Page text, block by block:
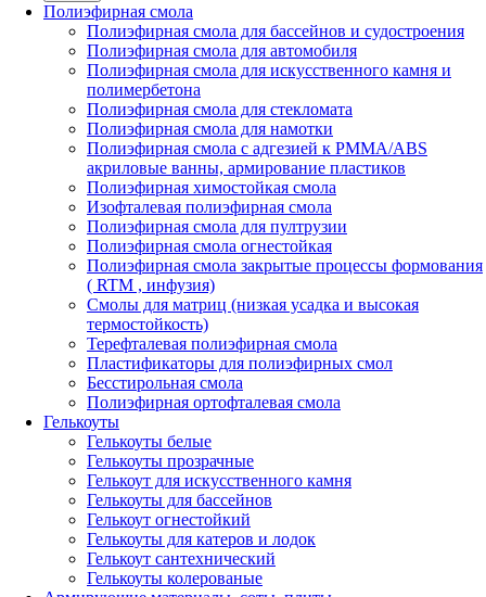
Полиэфирная смола
Полиэфирная смола для бассейнов и судостроения
Полиэфирная смола для автомобиля
Полиэфирная смола для искусственного камня и
полимербетона
Полиэфирная смола для стекломата
Полиэфирная смола для намотки
Полиэфирная смола с адгезией к РММА/АВS
акриловые ванны, армирование пластиков
Полиэфирная химостойкая смола
Изофталевая полиэфирная смола
Полиэфирная смола для пултрузии
Полиэфирная смола огнестойкая
Полиэфирная смола закрытые процессы формования
( RTM , инфузия)
Смолы для матриц (низкая усадка и высокая
термостойкость)
Терефталевая полиэфирная смола
Пластификаторы для полиэфирных смол
Бесстирольная смола
Полиэфирная ортофталевая смола
Гелькоуты
Гелькоуты белые
Гелькоуты прозрачные
Гелькоут для искусственного камня
Гелькоуты для бассейнов
Гелькоут огнестойкий
Гелькоуты для катеров и лодок
Гелькоут сантехнический
Гелькоуты колерованые